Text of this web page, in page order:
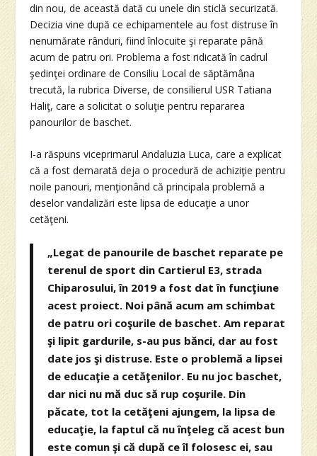
din nou, de această dată cu unele din sticlă securizată.
Decizia vine după ce echipamentele au fost distruse în
nenumărate rânduri, fiind înlocuite şi reparate până
acum de patru ori. Problema a fost ridicată în cadrul
şedinţei ordinare de Consiliu Local de săptămâna
trecută, la rubrica Diverse, de consilierul USR Tatiana
Haliţ, care a solicitat o soluţie pentru repararea
panourilor de baschet.
I-a răspuns viceprimarul Andaluzia Luca, care a explicat
că a fost demarată deja o procedură de achiziţie pentru
noile panouri, menţionând că principala problemă a
deselor vandalizări este lipsa de educaţie a unor
cetăţeni.
„Legat de panourile de baschet reparate pe
terenul de sport din Cartierul E3, strada
Chiparosului, în 2019 a fost dat în funcţiune
acest proiect. Noi până acum am schimbat
de patru ori coşurile de baschet. Am reparat
şi lipit gardurile, s-au pus bănci, dar au fost
date jos şi distruse. Este o problemă a lipsei
de educaţie a cetăţenilor. Eu nu joc baschet,
dar nici nu mă duc să rup coşurile. Din
păcate, tot la cetăţeni ajungem, la lipsa de
educaţie, la faptul că nu înţeleg că acest bun
este comun şi că după ce îl folosesc ei, sau